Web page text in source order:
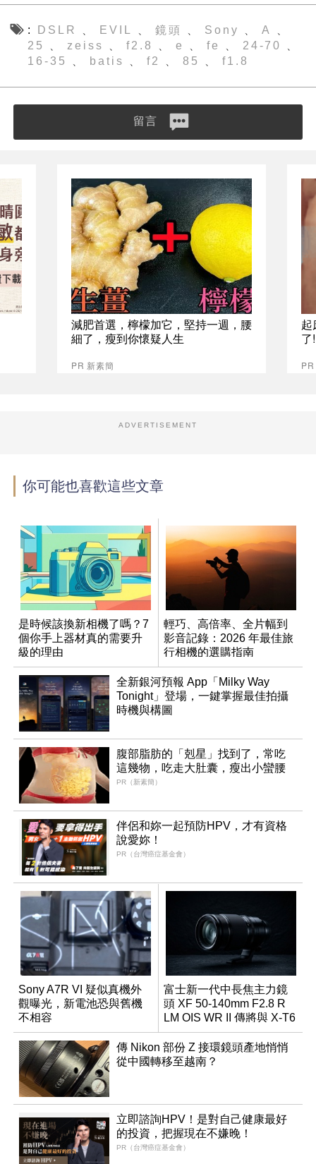
DSLR EVIL 鏡頭 Sony A
25 zeiss f2.8 e fe 24-70
16-35 batis f2 85 f1.8
留言
減肥首選，檸檬加它，堅持一週，腰
細了，瘦到你懷疑人生
PR 新素簡
起
了
ADVERTISEMENT
你可能也喜歡這些文章
是時候該換新相機了嗎？7
個你手上器材真的需要升
級的理由
輕巧、高倍率、全片幅到
影音記錄：2026 年最佳旅
行相機的選購指南
全新銀河預報 App「Milky Way
Tonight」登場，一鍵掌握最佳拍攝
時機與構圖
腹部脂肪的「剋星」找到了，常吃
這幾物，吃走大肚囊，瘦出小蠻腰
PR（新素簡）
伴侶和妳一起預防HPV，才有資格
說愛妳！
PR（台灣癌症基金會）
Sony A7R VI 疑似真機外
觀曝光，新電池恐與舊機
不相容
富士新一代中長焦主力鏡
頭 XF 50-140mm F2.8 R
LM OIS WR II 傳將與 X-T6
同步亮相
傳 Nikon 部份 Z 接環鏡頭產地悄悄
從中國轉移至越南？
立即諮詢HPV！是對自己健康最好
的投資，把握現在不嫌晚！
PR（台灣癌症基金會）